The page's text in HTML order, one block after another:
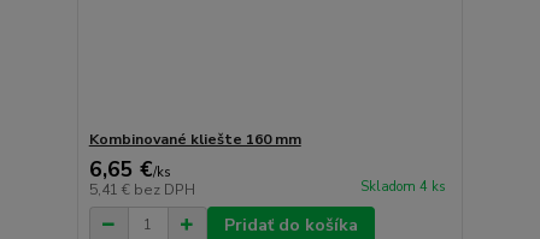
Kombinované kliešte 160 mm
6,65 €/ks
5,41 € bez DPH Skladom 4 ks
Pridať do košíka